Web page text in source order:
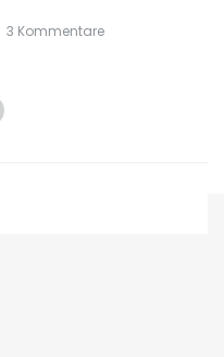
3 Kommentare